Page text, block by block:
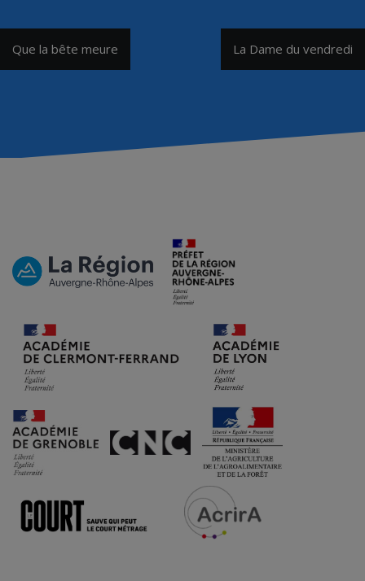
Navigation
de
Que la bête meure La Dame du vendredi